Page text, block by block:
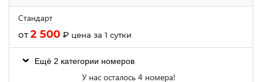
Стандарт
от2 500 ₽ цена за 1 сутки
Ещё 2 категории номеров
У нас осталось 4 номера!